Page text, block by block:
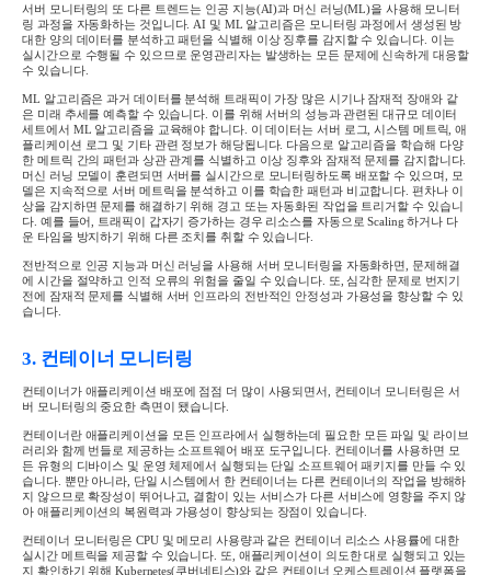
서버 모니터링의 또 다른 트렌드는 인공 지능(AI)과 머신 러닝(ML)을 사용해 모니터
링 과정을 자동화하는 것입니다. AI 및 ML 알고리즘은 모니터링 과정에서 생성된 방
대한 양의 데이터를 분석하고 패턴을 식별해 이상 징후를 감지할 수 있습니다. 이는
실시간으로 수행될 수 있으므로 운영관리자는 발생하는 모든 문제에 신속하게 대응할
수 있습니다.
ML 알고리즘은 과거 데이터를 분석해 트래픽이 가장 많은 시기나 잠재적 장애와 같
은 미래 추세를 예측할 수 있습니다 이를 위해 서버의 성능과 관련된 대규모 데이터
세트에서 ML 알고리즘을 교육해야 합니다. 이 데이터는 서버 로그 ,시스템 메트릭 ,애
플리케이션 로그 및 기타 관련 정보가 해당됩니다. 다음으로 알고리즘을 학습해 다양
한 메트릭 간의 패턴과 상관 관계를 식별하고 이상 징후와 잠재적 문제를 감지합니다.
머신 러닝 모델이 훈련되면 서버를 실시간으로 모니터링하도록 배포할 수 있으며
모
델은 지속적으로 서버 메트릭을 분석하고 이를 학습한 패턴과 비교합니다 편차나 이
상을 감지하면 문제를 해결하기 위해 경고 또는 자동화된 작업을 트리거할 수 있습니
다 예를 들어 트래픽이 갑자기 증가하는 경우 리소스를 자동으로 Scaling하거나 다
운 타임을 방지하기 위해 다른 조치를 취할 수 있습니다
전반적으로 인공 지능과 머신 러닝을 사용해 서버 모니터링을 자동화하면
문제해결
에 시간을 절약하고 인적 오류의 위험을 줄일 수 있습니다. 또 ,심각한 문제로 번지기
전에 잠재적 문제를 식별해 서버 인프라의 전반적인 안정성과 가용성을 향상할 수 있
습니다.
3. 컨테이너 모니터링
컨테이너가 애플리케이션 배포에 점점 더 많이 사용되면서
컨테이너 모니터링은 서
버 모니터링의 중요한 측면이 됐습니다
컨테이너란 애플리케이션을 모든 인프라에서 실행하는데 필요한 모든 파일 및 라이브
러리와 함께 번들로 제공하는 소프트웨어 배포 도구입니다 컨테이너를 사용하면 모
든 유형의 디바이스 및 운영 체제에서 실행되는 단일 소프트웨어 패키지를 만들 수 있
습니다. 뿐만 아니라 단일 시스템에서 한 컨테이너는 다른 컨테이너의 작업을 방해하
지 않으므로 확장성이 뛰어나고 결함이 있는 서비스가 다른 서비스에 영향을 주지 않
아 애플리케이션의 복원력과 가용성이 향상되는 장점이 있습니다.
컨테이너 모니터링은 CPU 및 메모리 사용량과 같은 컨테이너 리소스 사용률에 대한
실시간 메트릭을 제공할 수 있습니다 또 애플리케이션이 의도한 대로 실행되고 있는
지 확인하기 위해Kubernetes(쿠버네티스)와 같은 컨테이너 오케스트레이션 플랫폼을